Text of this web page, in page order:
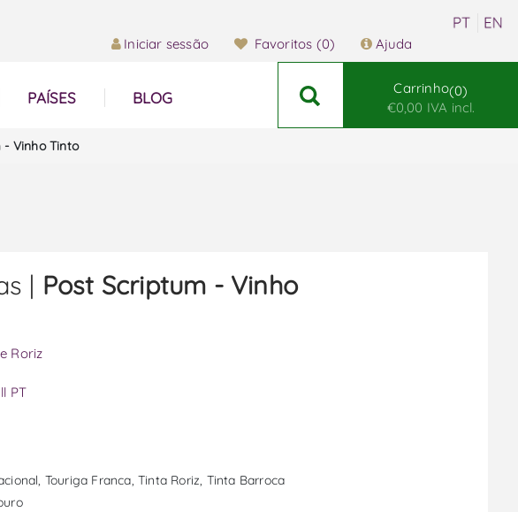
Iniciar sessão Favoritos (0) Ajuda
PAÍSES BLOG
Carrinho 0
€0,00 IVA incl.
- Vinho Tinto
| Post Scriptum - Vinho
Roriz
PT
Touriga Franca, Tinta Roriz, Tinta Barroca